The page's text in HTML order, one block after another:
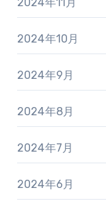
2024年11月
2024年10月
2024年9月
2024年8月
2024年7月
2024年6月